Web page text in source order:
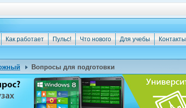
Контакты
Для учебы
Что нового
Пульс!
Как работает
Вопросы для подготовки